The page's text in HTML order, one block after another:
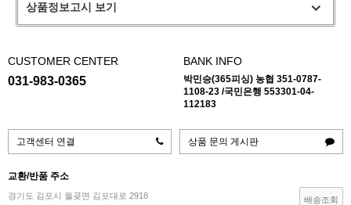
상품정보고시 보기
CUSTOMER CENTER
031-983-0365
BANK INFO
박민승(365피싱) 농협 351-0787-
1108-23 /국민은행 553301-04-
112183
고객센터 연결 상품 문의 게시판
교환/반품 주소
경기도 김포시 월곶면 김포대로 2918 배송조회